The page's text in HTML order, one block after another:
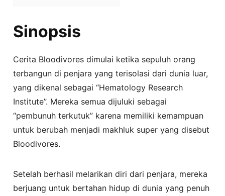
Sinopsis
Cerita Bloodivores dimulai ketika sepuluh orang
terbangun di penjara yang terisolasi dari dunia luar,
yang dikenal sebagai “Hematology Research
Institute”. Mereka semua dijuluki sebagai
“pembunuh terkutuk” karena memiliki kemampuan
untuk berubah menjadi makhluk super yang disebut
Bloodivores.
Setelah berhasil melarikan diri dari penjara, mereka
berjuang untuk bertahan hidup di dunia yang penuh